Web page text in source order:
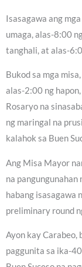
Isasagawa ang
umaga, alas-8:00
tanghali, at alas-
Bukod sa mga
alas-2:00 ng
Rosaryo na
ng maringal na
kalahok sa Buen
Ang Misa Mayor
na
habang isasagawa
preliminary round
Ayon kay Carabeo,
paggunita sa ika-